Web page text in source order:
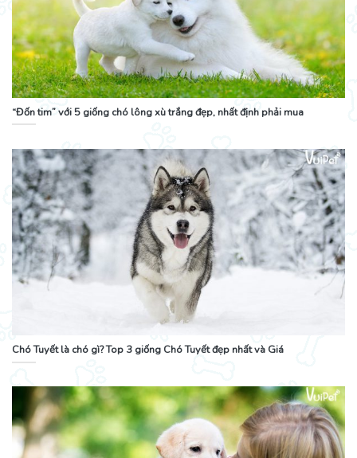
“Đốn tim” với 5 giống chó lông xù trắng đẹp, nhất định phải mua
Chó Tuyết là chó gì? Top 3 giống Chó Tuyết đẹp nhất và Giá